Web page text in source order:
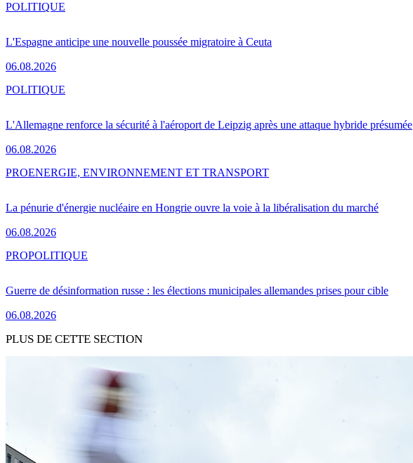
L'Espagne anticipe une nouvelle poussée migratoire à Ceuta
06.08.2026
POLITIQUE
L'Allemagne renforce la sécurité à l'aéroport de Leipzig après une attaque hybride présumée
06.08.2026
POLITIQUE
La pénurie d'énergie nucléaire en Hongrie ouvre la voie à la libéralisation du marché
06.08.2026
PROENERGIE, ENVIRONNEMENT ET TRANSPORT
Guerre de désinformation russe : les élections municipales allemandes prises pour cible
06.08.2026
PROPOLITIQUE
PLUS DE CETTE SECTION